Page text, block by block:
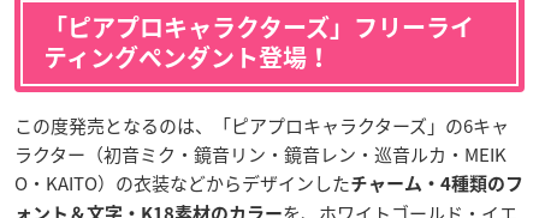
「ピアプロキャラクターズ」フリーライ
ティングペンダント登場！
この度発売となるのは、「ピアプロキャラクターズ」の6キャ
ラクター（初音ミク・鏡音リン・鏡音レン・巡音ルカ・MEIK
O・KAITO）の衣装などからデザインしたチャーム・4種類のフ
ォント＆文字・K18素材のカラー